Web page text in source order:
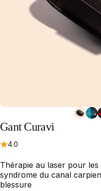
Gant Curavi
4.0
Thérapie au laser pour
syndrome du canal
blessure